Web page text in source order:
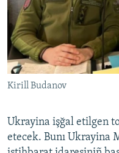
FİKİR
Русский
Українською
QOŞULIÑIZ!
RFE/RS bütün saytları
Kirill Budanov
Ukrayina işğal etilgen
etecek. Bunı Ukrayina